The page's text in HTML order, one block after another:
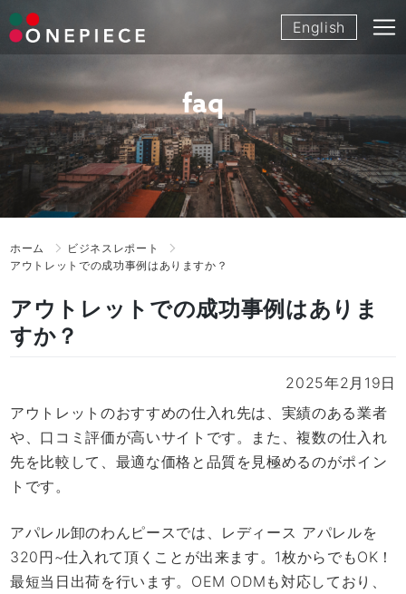
Skip
to
English
faq
ホーム
ビジネスレポート
アウトレットでの成功事例はありますか？
アウトレットでの成功事例はありま
すか？
2025年2月19日
アウトレットのおすすめの仕入れ先は、実績のある業者
や、口コミ評価が高いサイトです。また、複数の仕入れ
先を比較して、最適な価格と品質を見極めるのがポイン
トです。
アパレル卸のわんピースでは、レディース アパレルを
320円~仕入れて頂くことが出来ます。1枚からでもOK！
最短当日出荷を行います。OEM ODMも対応しており、